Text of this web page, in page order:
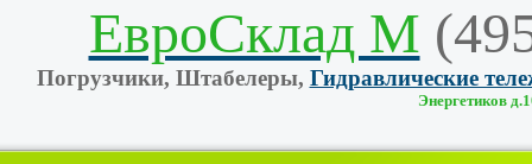
ЕвроСклад М
Погрузчики, Штабелеры, Гидравлические
Энергетиков